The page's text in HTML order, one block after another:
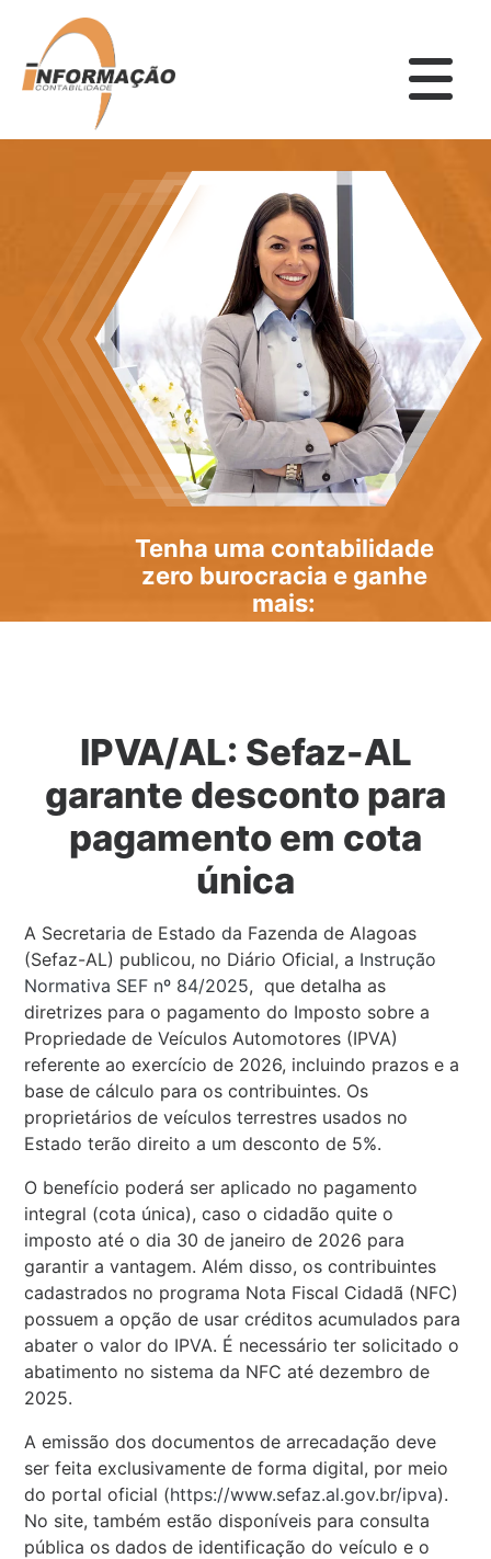
Tenha uma contabilidade
zero burocracia e ganhe
mais:
IPVA/AL: Sefaz-AL
garante desconto para
pagamento em cota
única
A Secretaria de Estado da Fazenda de Alagoas
(Sefaz-AL) publicou, no Diário Oficial, a Instrução
Normativa SEF nº 84/2025, que detalha as
diretrizes para o pagamento do Imposto sobre a
Propriedade de Veículos Automotores (IPVA)
referente ao exercício de 2026, incluindo prazos e a
base de cálculo para os contribuintes. Os
proprietários de veículos terrestres usados no
Estado terão direito a um desconto de 5%.
O benefício poderá ser aplicado no pagamento
integral (cota única), caso o cidadão quite o
imposto até o dia 30 de janeiro de 2026 para
garantir a vantagem. Além disso, os contribuintes
cadastrados no programa Nota Fiscal Cidadã (NFC)
possuem a opção de usar créditos acumulados para
abater o valor do IPVA. É necessário ter solicitado o
abatimento no sistema da NFC até dezembro de
2025.
A emissão dos documentos de arrecadação deve
ser feita exclusivamente de forma digital, por meio
do portal oficial (https://www.sefaz.al.gov.br/ipva).
No site, também estão disponíveis para consulta
pública os dados de identificação do veículo e o